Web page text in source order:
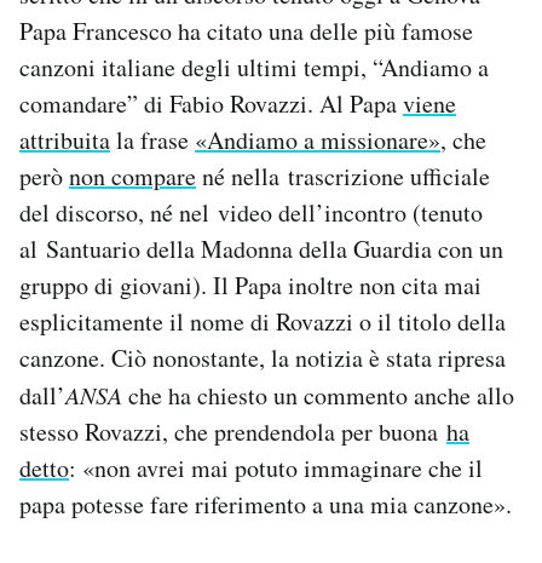
CALENDARIO
Area Personale
Newsletter
Notifiche mobile
Hai bisogno di aiuto?
Esci
Papa Francesco ha citato una delle più famose
canzoni italiane degli ultimi tempi, “Andiamo a
comandare” di Fabio Rovazzi. Al Papaviene
attribuitala frase «Andiamo a missionare», che
perònon comparené nella trascrizione ufficiale
del discorso, né nel video dell’incontro (tenuto
al Santuario della Madonna della Guardia con un
gruppo di giovani). Il Papa inoltre non cita mai
esplicitamente il nome di Rovazzi o il titolo della
canzone. Ciò nonostante, la notizia è stata ripresa
dall’ANSA che ha chiesto un commento anche allo
stesso Rovazzi, che prendendola per buona ha
detto: «non avrei mai potuto immaginare che il
papa potesse fare riferimento a una mia canzone».